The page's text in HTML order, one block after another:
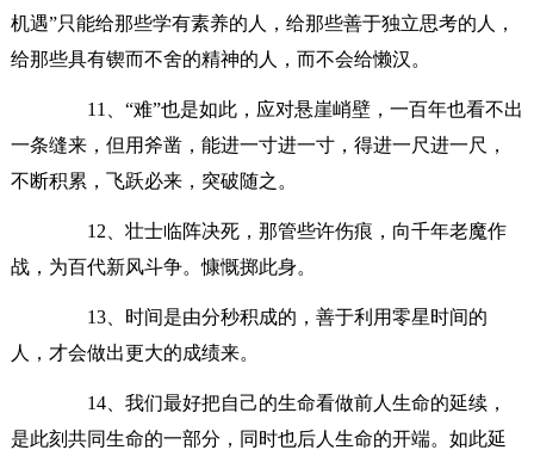
机遇”只能给那些学有素养的人，给那些善于独立思考的人，
给那些具有锲而不舍的精神的人，而不会给懒汉。
11、“难”也是如此，应对悬崖峭壁，一百年也看不出
一条缝来，但用斧凿，能进一寸进一寸，得进一尺进一尺，
不断积累，飞跃必来，突破随之。
12、壮士临阵决死，那管些许伤痕，向千年老魔作
战，为百代新风斗争。慷慨掷此身。
13、时间是由分秒积成的，善于利用零星时间的
人，才会做出更大的成绩来。
14、我们最好把自己的生命看做前人生命的延续，
是此刻共同生命的一部分，同时也后人生命的开端。如此延